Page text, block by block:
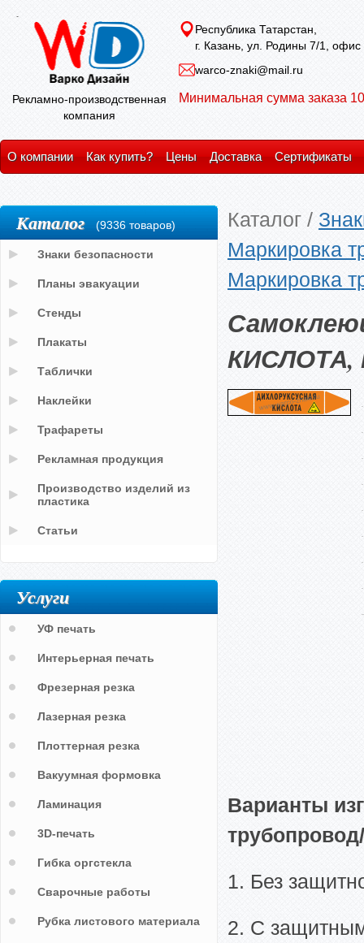
Рекламно-производственная
компания
Республика Татарстан,
г. Казань, ул. Родины 7/1, офис
warco-znaki@mail.ru
Минимальная сумма заказа
О компании Как купить? Цены Доставка Сертификаты
Каталог /
Маркировка
Маркировка
Варианты
1. Без
2. С
Каталог (9336 товаров)
Знаки безопасности
Планы эвакуации
Стенды
Плакаты
Таблички
Наклейки
Трафареты
Рекламная продукция
Производство изделий из
пластика
Статьи
Услуги
УФ печать
Интерьерная печать
Фрезерная резка
Лазерная резка
Плоттерная резка
Вакуумная формовка
Ламинация
3D-печать
Гибка оргстекла
Сварочные работы
Рубка листового материала